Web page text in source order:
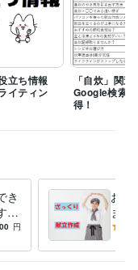
18年
立ち情報
イティン
「自炊」関
Google検索
得！
き
ご
円
お手
ま
から